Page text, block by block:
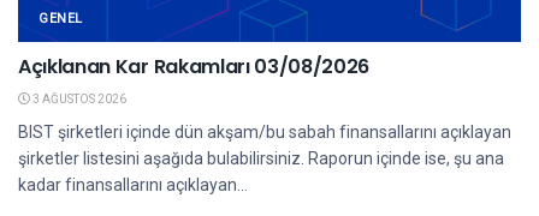
GENEL
Açıklanan Kar Rakamları 03/08/2026
3 AĞUSTOS 2026
BIST şirketleri içinde dün akşam/bu sabah finansallarını açıklayan
şirketler listesini aşağıda bulabilirsiniz. Raporun içinde ise, şu ana
kadar finansallarını açıklayan...